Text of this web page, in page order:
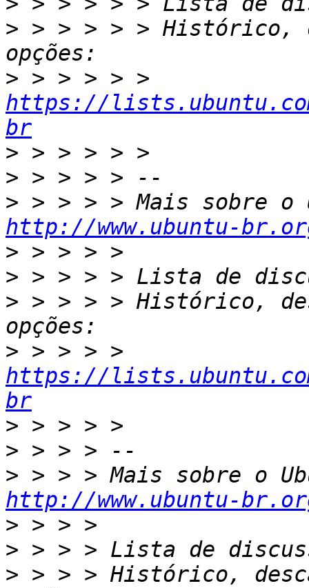
> > > > > > Histórico,
>
https://
br
>
>
>
http://www.ubuntu-
>
>
> > > > > Histórico,
>
https://
br
>
>
>
http://www.ubuntu-
>
>
> > > > Histórico,